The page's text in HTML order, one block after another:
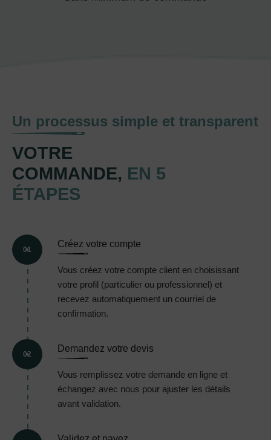
Un processus simple et transparent
VOTRE
COMMANDE, EN 5
ÉTAPES
01
Créez votre compte
Vous créez votre compte client en choisissant
votre profil (particulier ou professionnel) et
recevez automatiquement un courriel de
confirmation.
02
Demandez votre devis
Vous remplissez votre demande en ligne et
échangez avec nous pour ajuster les détails
avant validation.